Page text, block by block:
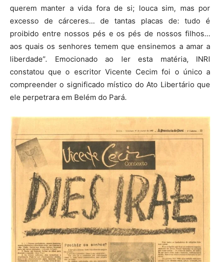
querem manter a vida fora de si; louca sim, mas por
excesso de cárceres… de tantas placas de: tudo é
proibido entre nossos pés e os pés de nossos filhos…
aos quais os senhores temem que ensinemos a amar a
liberdade”. Emocionado ao ler esta matéria, INRI
constatou que o escritor Vicente Cecim foi o único a
compreender o significado místico do Ato Libertário que
ele perpetrara em Belém do Pará.